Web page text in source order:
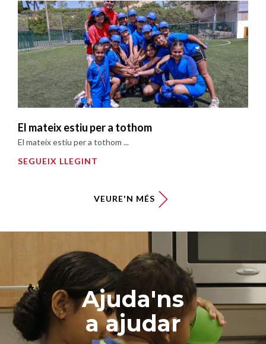
El mateix estiu per a tothom
El mateix estiu per a tothom ...
SEGUEIX LLEGINT
VEURE'N MÉS
Ajuda'ns
a ajudar